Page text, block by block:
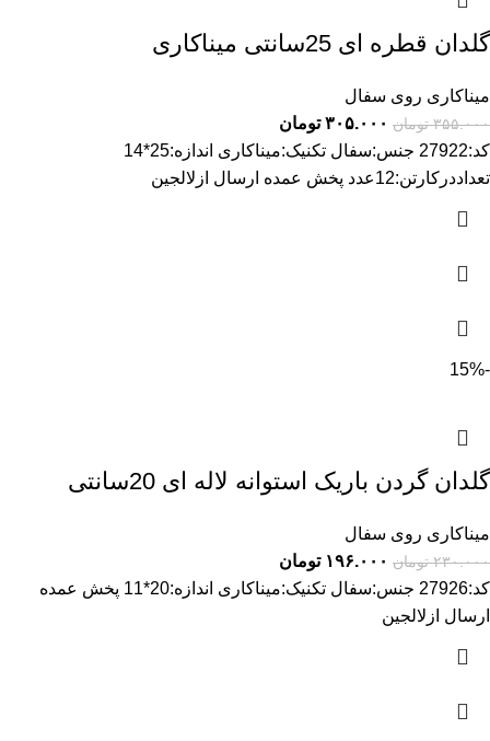
گلدان قطره ای 25سانتی میناکاری
میناکاری روی سفال
۳۵۵.۰۰۰ تومان ۳۰۵.۰۰۰ تومان
کد:27922 جنس:سفال تکنیک:میناکاری اندازه:25*14
تعداددرکارتن:12عدد پخش عمده ارسال ازلالجین
-15%
گلدان گردن باریک استوانه لاله ای 20سانتی
میناکاری روی سفال
۲۳۰.۰۰۰ تومان ۱۹۶.۰۰۰ تومان
کد:27926 جنس:سفال تکنیک:میناکاری اندازه:20*11 پخش عمده
ارسال ازلالجین